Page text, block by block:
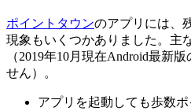
ポイントタウンのアプリには、
現象もいくつかありました。主
（2019年10月現在Android最新
せん）。
アプリを起動しても歩数